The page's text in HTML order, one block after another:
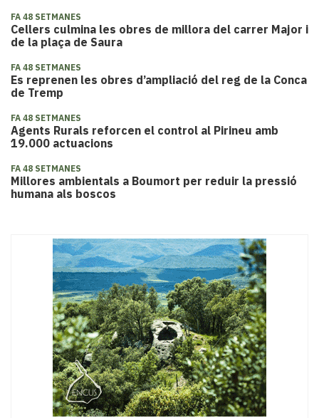
FA 48 SETMANES
Cellers culmina les obres de millora del carrer Major i
de la plaça de Saura
FA 48 SETMANES
Es reprenen les obres d’ampliació del reg de la Conca
de Tremp
FA 48 SETMANES
Agents Rurals reforcen el control al Pirineu amb
19.000 actuacions
FA 48 SETMANES
Millores ambientals a Boumort per reduir la pressió
humana als boscos